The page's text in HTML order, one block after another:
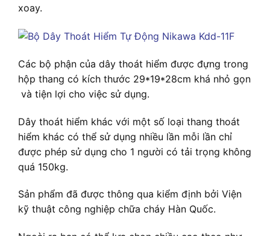
xoay.
Các bộ phận của dây thoát hiểm được đựng trong
hộp thang có kích thước 29*19*28cm khá nhỏ gọn
và tiện lợi cho việc sử dụng.
Dây thoát hiểm khác với một số loại thang thoát
hiểm khác có thể sử dụng nhiều lần mỗi lần chỉ
được phép sử dụng cho 1 người có tải trọng không
quá 150kg.
Sản phẩm đã được thông qua kiểm định bởi Viện
kỹ thuật công nghiệp chữa cháy Hàn Quốc.